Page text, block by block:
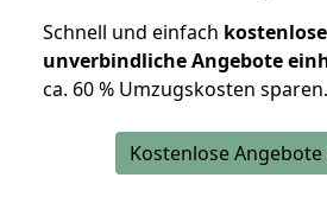
Schnell und einfach
unverbindliche Angebote
ca. 60 % Umzugskosten sparen.
Kostenlose